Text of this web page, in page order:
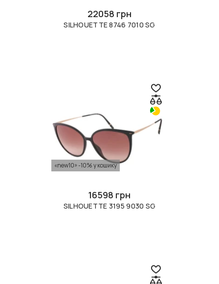
22058 грн
SILHOUETTE 8746 7010 SG
«new10» -10% у кошику
16598 грн
SILHOUETTE 3195 9030 SG